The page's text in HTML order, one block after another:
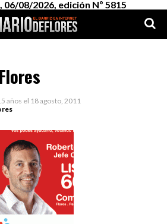
06/08/2026, edición Nº 5815
años el 18 agosto, 2011